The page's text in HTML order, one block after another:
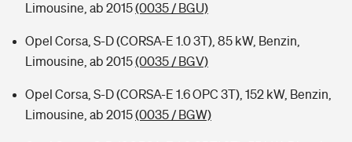
Limousine, ab 2015(0035 / BGU)
Opel Corsa, S-D (CORSA-E 1.0 3T), 85 kW, Benzin,
Limousine, ab 2015(0035 / BGV)
Opel Corsa, S-D (CORSA-E 1.6 OPC 3T), 152 kW, Benzin,
Limousine, ab 2015(0035 / BGW)